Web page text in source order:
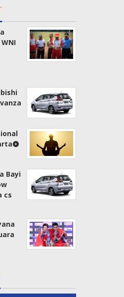
Bayi
cs